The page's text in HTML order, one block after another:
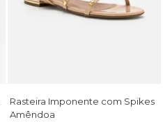
Rasteira Imponente com Spikes
Amêndoa